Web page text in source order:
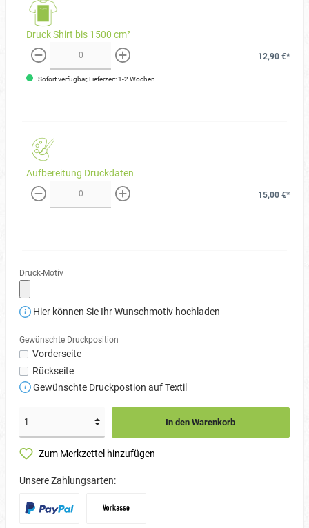
Druck Shirt bis 1500 cm²
weniger mehr
12,90 €*
Sofort verfügbar, Lieferzeit: 1-2 Wochen
Aufbereitung Druckdaten
weniger mehr
15,00 €*
Druck-Motiv
Hier können Sie Ihr Wunschmotiv hochladen
Gewünschte Druckposition
Vorderseite
Rückseite
Gewünschte Druckpostion auf Textil
In den Warenkorb
Zum Merkzettel hinzufügen
Unsere Zahlungsarten: